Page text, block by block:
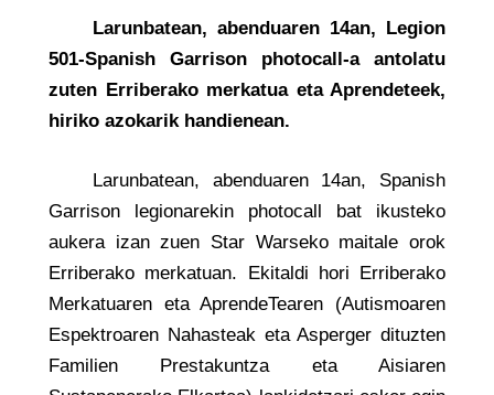
Larunbatean, abenduaren 14an, Legion
501-Spanish Garrison photocall-a antolatu
zuten Erriberako merkatua eta Aprendeteek,
hiriko azokarik handienean.
Larunbatean, abenduaren 14an, Spanish
Garrison legionarekin photocall bat ikusteko
aukera izan zuen Star Warseko maitale orok
Erriberako merkatuan. Ekitaldi hori Erriberako
Merkatuaren eta AprendeTearen (Autismoaren
Espektroaren Nahasteak eta Asperger dituzten
Familien Prestakuntza eta Aisiaren